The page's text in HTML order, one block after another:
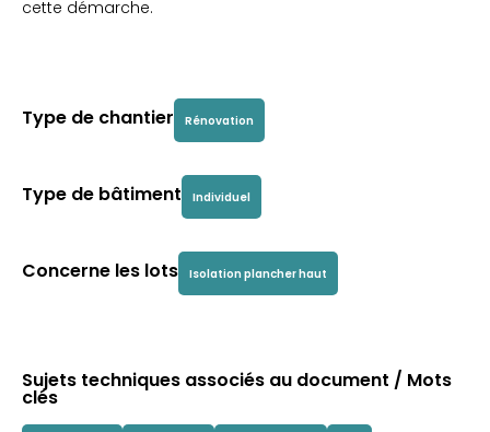
cette démarche.
Type de chantier Rénovation
Type de bâtiment Individuel
Concerne les lots Isolation plancher haut
Sujets techniques associés au document / Mots
clés